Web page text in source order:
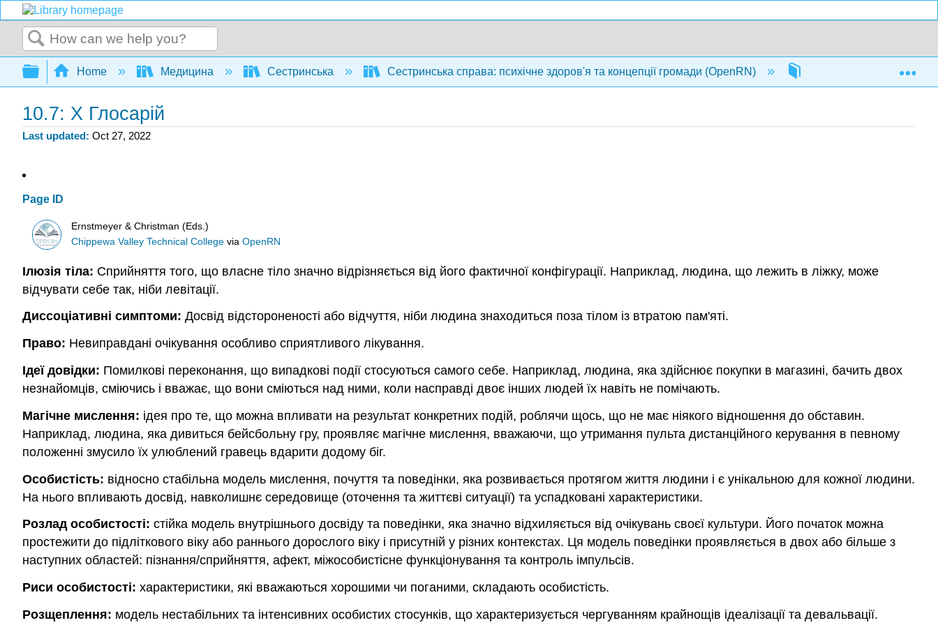
Search
Expand/collapse global hierarchy
Home Медицина Сестринська Сестринська справа: психічне здоров'я та концепції громади (OpenRN) 10: Розлади особистості
10.7: X Глосарій
Last updated Oct 27, 2022
Page ID
Ernstmeyer & Christman (Eds.)
Chippewa Valley Technical Collegevia OpenRN
Ілюзія тіла: Сприйняття того, що власне тіло значно відрізняється від його фактичної конфігурації. Наприклад, людина, що лежить в ліжку, може
відчувати себе так, ніби левітації.
Диссоціативні симптоми: Досвід відстороненості або відчуття, ніби людина знаходиться поза тілом із втратою пам'яті.
Право: Невиправдані очікування особливо сприятливого лікування.
Ідеї довідки: Помилкові переконання, що випадкові події стосуються самого себе. Наприклад, людина, яка здійснює покупки в магазині, бачить двох
незнайомців, сміючись і вважає, що вони сміються над ними, коли насправді двоє інших людей їх навіть не помічають.
Магічне мислення: ідея про те, що можна впливати на результат конкретних подій, роблячи щось, що не має ніякого відношення до обставин.
Наприклад, людина, яка дивиться бейсбольну гру, проявляє магічне мислення, вважаючи, що утримання пульта дистанційного керування в певному
положенні змусило їх улюблений гравець вдарити додому біг.
Особистість: відносно стабільна модель мислення, почуття та поведінки, яка розвивається протягом життя людини і є унікальною для кожної людини.
На нього впливають досвід, навколишнє середовище (оточення та життєві ситуації) та успадковані характеристики.
Розлад особистості: стійка модель внутрішнього досвіду та поведінки, яка значно відхиляється від очікувань своєї культури. Його початок можна
простежити до підліткового віку або раннього дорослого віку і присутній у різних контекстах. Ця модель поведінки проявляється в двох або більше з
наступних областей: пізнання/сприйняття, афект, міжособистісне функціонування та контроль імпульсів.
Риси особистості: характеристики, які вважаються хорошими чи поганими, складають особистість.
Розщеплення: модель нестабільних та інтенсивних особистих стосунків, що характеризується чергуванням крайнощів ідеалізації та девальвації.